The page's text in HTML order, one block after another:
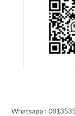
Whatsapp :